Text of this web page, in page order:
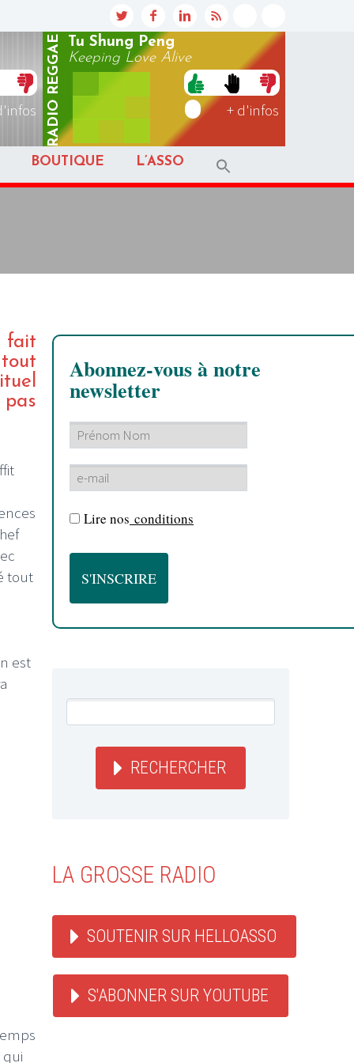
RADIO
REGGAE
Tu Shung Peng
Keeping Love Alive
+ d'infos
BOUTIQUE L’ASSO
fait
tout
est
Abonnez-vous à notre
newsletter
Lire nos conditions
RECHERCHER
LA GROSSE RADIO
SOUTENIR SUR HELLOASSO
S'ABONNER SUR YOUTUBE